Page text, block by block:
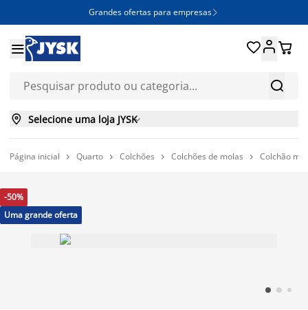
Grandes ofertas para empresas 


 
 Selecione uma loja JYSK
Página inicial  Quarto  Colchões  Colchões de molas  Colchão
-50%
Uma grande oferta